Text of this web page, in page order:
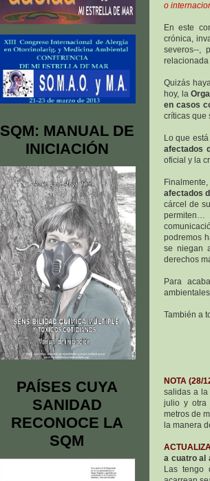
o
En este
crónica,
severos--,
relacionada
Quizás
hoy, la
en casos
críticas que
Lo que
afectados
oficial y la
afectados
cárcel de
podremos
se niegan
derechos
Para
También a
NOTA (28/
salidas a la
julio y otra
metros de
la manera
a cuatro al
Las tengo
SQM: MANUAL DE
INICIACIÓN
PAÍSES CUYA
SANIDAD
RECONOCE LA
SQM